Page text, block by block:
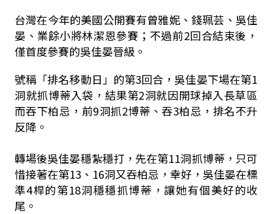
台灣在今年的美國公開賽有曾雅妮、錢珮芸、吳佳
晏、業餘小將林潔恩參賽；不過前2回合結束後，
僅首度參賽的吳佳晏晉級。
號稱「排名移動日」的第3回合，吳佳晏下場在第1
洞就抓博蒂入袋，結果第2洞就因開球掉入長草區
而吞下柏忌，前9洞抓2博蒂、吞3柏忌，排名不升
反降。
轉場後吳佳晏穩紮穩打，先在第11洞抓博蒂，只可
惜接著在第13、16洞又吞柏忌，幸好，吳佳晏在標
準4桿的第18洞穩穩抓博蒂，讓她有個美好的收
尾。